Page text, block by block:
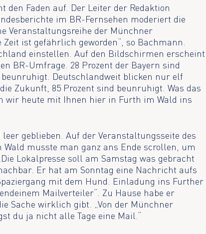
den Faden auf. Der Leiter der Redaktion
im BR-Fernsehen moderiert die
Veranstaltungsreihe der Münchner
Zeit ist gefährlich geworden“, so Bachmann.
einstellen. Auf den Bildschirmen erscheint
BR-Umfrage. 28 Prozent der Bayern sind
Deutschlandweit blicken nur elf
Zukunft, 85 Prozent sind beunruhigt. Was das
wir heute mit Ihnen hier in Furth im Wald ins
geblieben. Auf der Veranstaltungsseite des
Wald musste man ganz ans Ende scrollen, um
Lokalpresse soll am Samstag was gebracht
Er hat am Sonntag eine Nachricht aufs
mit dem Hund. Einladung ins Further
Mailverteiler“. Zu Hause habe er
Sache wirklich gibt. „Von der Münchner
du ja nicht alle Tage eine Mail.“